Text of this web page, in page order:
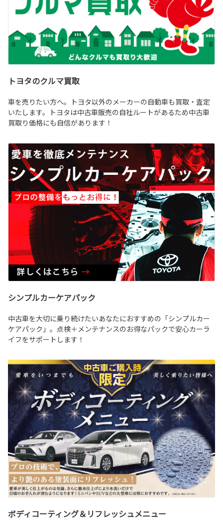
トヨタのクルマ買取
車を売りたい方へ。トヨタ以外のメーカーの自動車も買取・査定
いたします。トヨタは中古車販売の自社ルートがあるため中古車
買取り価格にも自信があります！
シンプルカーケアパック
中古車を大切に乗り続けたいあなたにおすすめの「シンプルカー
ケアパック」。点検＋メンテナンスのお得なパックで安心カーラ
イフをサポートします！
ボディコーティング＆リフレッシュメニュー